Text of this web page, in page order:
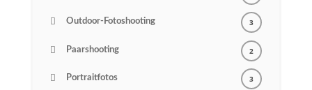
Outdoor-Fotoshooting 3
Paarshooting 2
Portraitfotos 3